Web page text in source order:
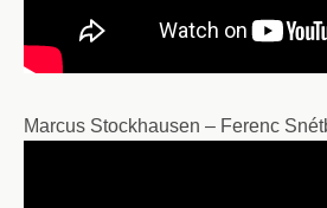
Marcus Stockhausen – Ferenc